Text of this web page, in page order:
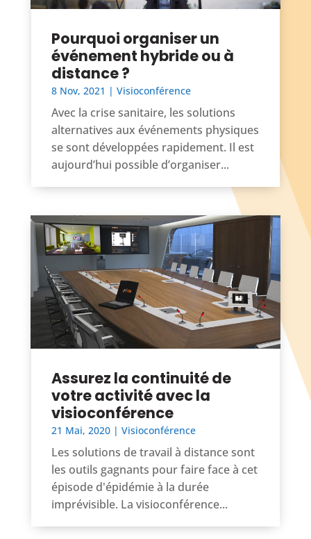
Pourquoi organiser un
événement hybride ou à
distance ?
8 Nov, 2021 | Visioconférence
Avec la crise sanitaire, les solutions
alternatives aux événements physiques
se sont développées rapidement. Il est
aujourd’hui possible d’organiser...
Assurez la continuité de
votre activité avec la
visioconférence
21 Mai, 2020| Visioconférence
Les solutions de travail à distance sont
les outils gagnants pour faire face à cet
épisode d'épidémie à la durée
imprévisible. La visioconférence...